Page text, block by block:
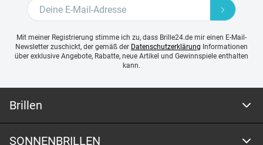
Mit meiner Registrierung stimme ich zu, dass Brille24.de mir einen E-Mail-
Newsletter zuschickt, der gemäß der Datenschutzerklärung Informationen
über exklusive Angebote, Rabatte, neue Artikel und Gewinnspiele enthalten
kann.
Brillen
SONNENBRILLEN